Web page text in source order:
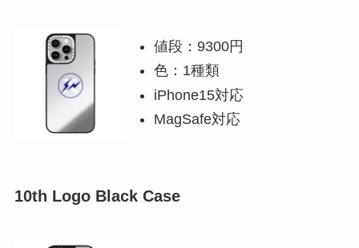
値段：9300円
色：1種類
iPhone15対応
MagSafe対応
10th Logo Black Case